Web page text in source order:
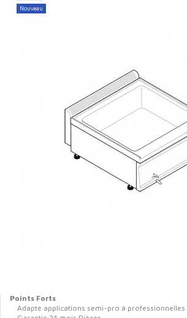
Nouveau
Points Forts
Adapté applications semi-pro à professionnelles